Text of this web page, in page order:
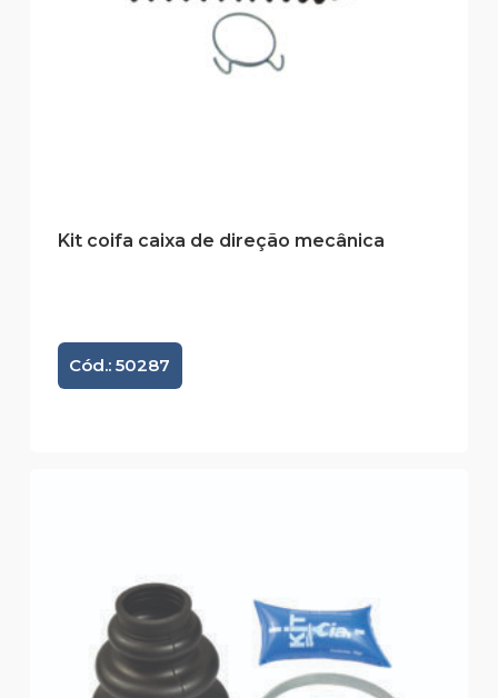
Kit coifa caixa de direção mecânica
Cód.: 50287